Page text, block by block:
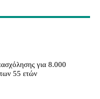
για 8.000
55 ετών